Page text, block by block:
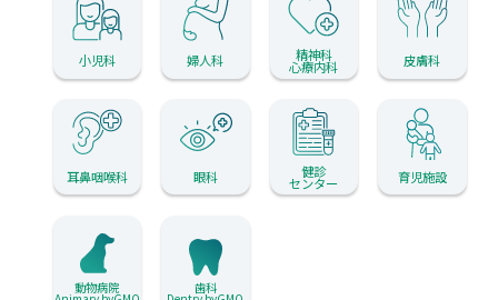
小児科 婦人科 精神科
心療内科 皮膚科
耳鼻咽喉科 眼科 健診
センター 育児施設
動物病院 歯科